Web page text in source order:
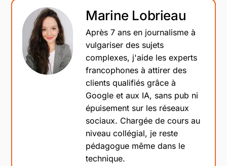
Marine Lobrieau
Après 7 ans en journalisme à
vulgariser des sujets
complexes, j'aide les experts
francophones à attirer des
clients qualifiés grâce à
Google et aux IA, sans pub ni
épuisement sur les réseaux
sociaux. Chargée de cours au
niveau collégial, je reste
pédagogue même dans le
technique.